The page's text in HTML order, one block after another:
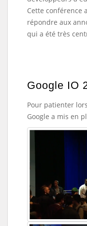
Cette conférence
répondre aux
qui a été très
Google IO
Pour patienter
Google a mis en